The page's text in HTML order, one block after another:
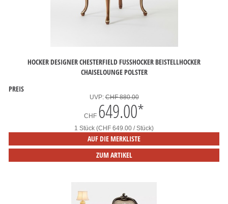
HOCKER DESIGNER CHESTERFIELD FUSSHOCKER BEISTELLHOCKER C
HAISELOUNGE POLSTER
PREIS
UVP:CHF 880.00
CHF 649.00*
1 Stück (CHF 649.00 / Stück)
AUF DIE MERKLISTE
ZUM ARTIKEL